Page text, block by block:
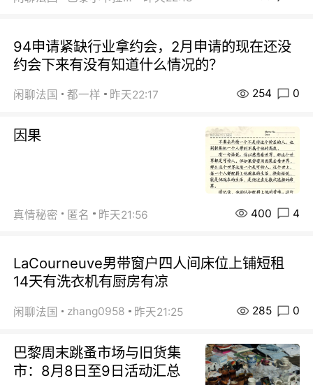
94申请紧缺行业拿约会，2月申请的现在还没
约会下来有没有知道什么情况的？
闲聊法国 都一样 昨天22:17 254 0
因果
真情秘密 匿名 昨天21:56 400 4
LaCourneuve男带窗户四人间床位上铺短租
14天有洗衣机有厨房有凉
闲聊法国 zhang0958 昨天21:25 285 0
巴黎周末跳蚤市场与旧货集
市：8月8日至9日活动汇总